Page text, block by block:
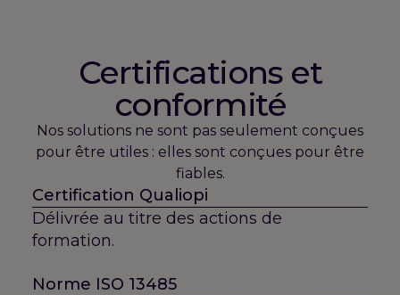
Certifications et
conformité
Nos solutions ne sont pas seulement conçues
pour être utiles : elles sont conçues pour être
fiables.
Certification Qualiopi
Délivrée au titre des actions de
formation.
Norme ISO 13485